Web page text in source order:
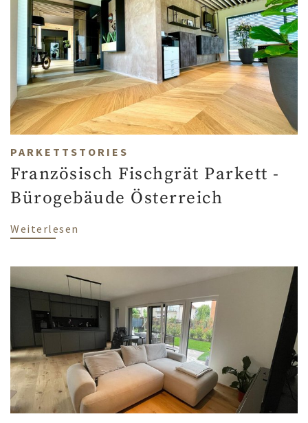
PARKETTSTORIES
Französisch Fischgrät Parkett -
Bürogebäude Österreich
Weiterlesen